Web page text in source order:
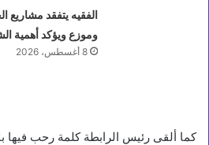
الفقيه يتفقد مشاريع
وموزع ويؤكد أهمية
8 أغسطس، 2026
كما ألقى رئيس الرابطة كلمة رحب فيها